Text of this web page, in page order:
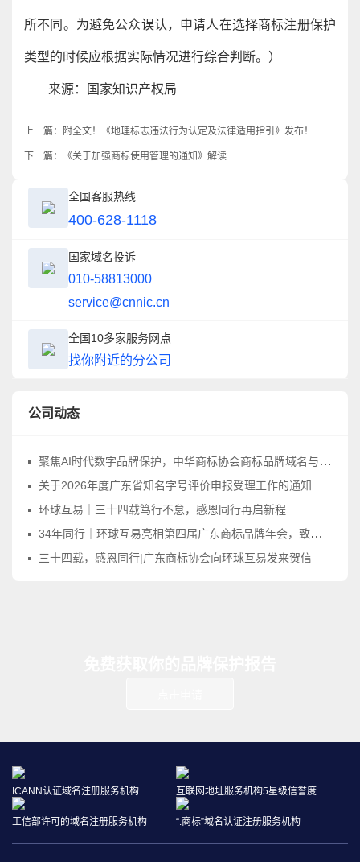
所不同。为避免公众误认，申请人在选择商标注册保护
类型的时候应根据实际情况进行综合判断。）
来源：国家知识产权局
上一篇： 附全文！《地理标志违法行为认定及法律适用指引》发布！
下一篇： 《关于加强商标使用管理的通知》解读
全国客服热线
400-628-1118
国家域名投诉
010-58813000
service@cnnic.cn
全国10多家服务网点
找你附近的分公司
公司动态
聚焦AI时代数字品牌保护，中华商标协会商标品牌域名与网络标识工作委员会正式成立
关于2026年度广东省知名字号评价申报受理工作的通知
环球互易｜三十四载笃行不怠，感恩同行再启新程
34年同行｜环球互易亮相第四届广东商标品牌年会，致敬品牌守护之路
三十四载，感恩同行|广东商标协会向环球互易发来贺信
ICANN认证域名注册服务机构 互联网地址服务机构5星级信誉度
工信部许可的域名注册服务机构 “.商标”域名认证注册服务机构